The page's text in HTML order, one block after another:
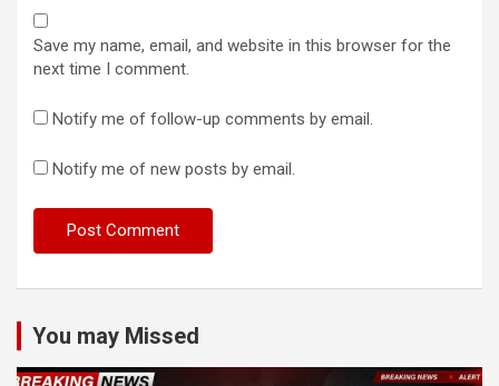
Save my name, email, and website in this browser for the
next time I comment.
Notify me of follow-up comments by email.
Notify me of new posts by email.
You may Missed